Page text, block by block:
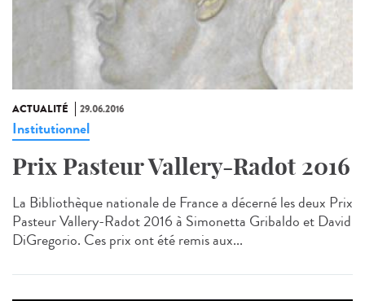
ACTUALITÉ 29.06.2016
Institutionnel
Prix Pasteur Vallery-Radot 2016
La Bibliothèque nationale de France a décerné les deux Prix
Pasteur Vallery-Radot 2016 à Simonetta Gribaldo et David
DiGregorio. Ces prix ont été remis aux...